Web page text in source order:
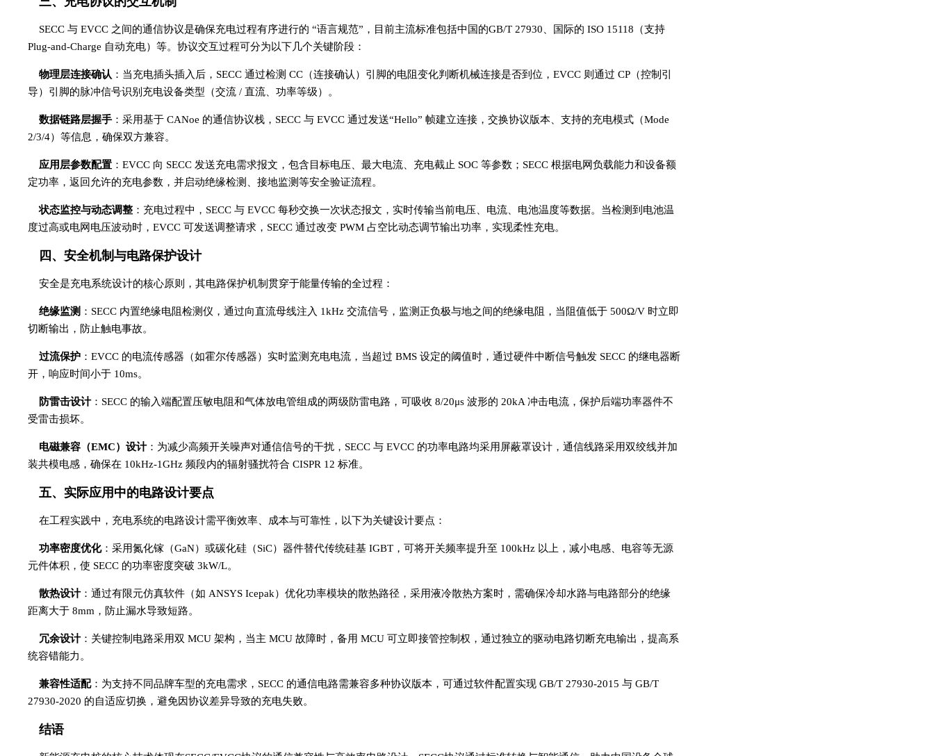
SECC 与 EVCC 之间的通信协议是确保充电过程有序进行的 “语言规范”，目前主流标准包括中国的GB/T 27930、国际的 ISO 15118（支持
Plug-and-Charge 自动充电）等。协议交互过程可分为以下几个关键阶段：
物理层连接确认 ：当充电插头插入后，SECC 通过检测 CC（连接确认）引脚的电阻变化判断机械连接是否到位，EVCC 则通过 CP（控制引
导）引脚的脉冲信号识别充电设备类型（交流 / 直流、功率等级）。
数据链路层握手：采用基于 CANoe 的通信协议栈，SECC 与 EVCC 通过发送“Hello” 帧建立连接，交换协议版本、支持的充电模式（Mode
2/3/4）等信息，确保双方兼容。
应用层参数配置：EVCC 向 SECC 发送充电需求报文，包含目标电压、最大电流、充电截止 SOC 等参数；SECC 根据电网负载能力和设备额
定功率，返回允许的充电参数，并启动绝缘检测、接地监测等安全验证流程。
状态监控与动态调整：充电过程中，SECC 与 EVCC 每秒交换一次状态报文，实时传输当前电压、电流、电池温度等数据。当检测到电池温
度过高或电网电压波动时，EVCC 可发送调整请求，SECC 通过改变 PWM 占空比动态调节输出功率，实现柔性充电。
四、安全机制与电路保护设计
安全是充电系统设计的核心原则，其电路保护机制贯穿于能量传输的全过程：
绝缘监测 ：SECC 内置绝缘电阻检测仪，通过向直流母线注入 1kHz 交流信号，监测正负极与地之间的绝缘电阻，当阻值低于 500Ω/V 时立即
切断输出，防止触电事故。
过流保护：EVCC 的电流传感器（如霍尔传感器）实时监测充电电流，当超过 BMS 设定的阈值时，通过硬件中断信号触发 SECC 的继电器断
开，响应时间小于 10ms。
防雷击设计：SECC 的输入端配置压敏电阻和气体放电管组成的两级防雷电路，可吸收 8/20μs 波形的 20kA 冲击电流，保护后端功率器件不
受雷击损坏。
电磁兼容（EMC）设计：为减少高频开关噪声对通信信号的干扰，SECC 与 EVCC 的功率电路均采用屏蔽罩设计，通信线路采用双绞线并加
装共模电感，确保在 10kHz-1GHz 频段内的辐射骚扰符合 CISPR 12 标准。
五、实际应用中的电路设计要点
在工程实践中，充电系统的电路设计需平衡效率、成本与可靠性，以下为关键设计要点：
功率密度优化：采用氮化镓（GaN）或碳化硅（SiC）器件替代传统硅基 IGBT，可将开关频率提升至 100kHz 以上，减小电感、电容等无源
元件体积，使 SECC 的功率密度突破 3kW/L。
散热设计：通过有限元仿真软件（如 ANSYS Icepak）优化功率模块的散热路径，采用液冷散热方案时，需确保冷却水路与电路部分的绝缘
距离大于 8mm，防止漏水导致短路。
冗余设计：关键控制电路采用双 MCU 架构，当主 MCU 故障时，备用 MCU 可立即接管控制权，通过独立的驱动电路切断充电输出，提高系
统容错能力。
兼容性适配：为支持不同品牌车型的充电需求，SECC 的通信电路需兼容多种协议版本，可通过软件配置实现 GB/T 27930-2015 与 GB/T
27930-2020 的自适应切换，避免因协议差异导致的充电失败。
结语